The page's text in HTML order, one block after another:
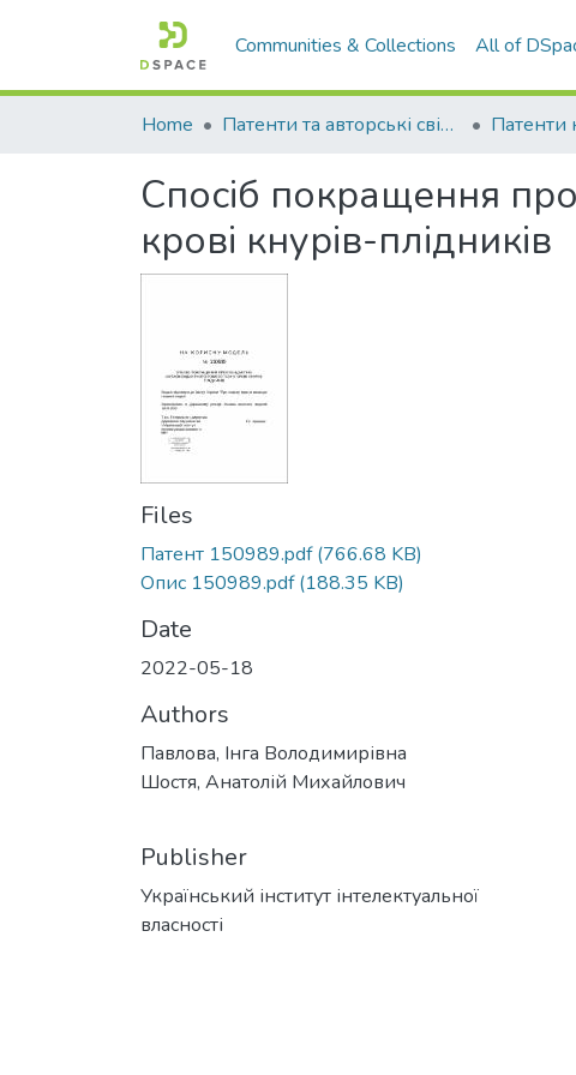
Communities & Collections All of
Home Патенти та авторські свідоцтва
Спосіб покращення
крові кнурів-плідників
Files
Патент 150989.pdf(766.68 KB)
Опис 150989.pdf(188.35 KB)
Date
2022-05-18
Authors
Павлова, Інга Володимирівна
Шостя, Анатолій Михайлович
Publisher
Український інститут інтелектуальної
власності